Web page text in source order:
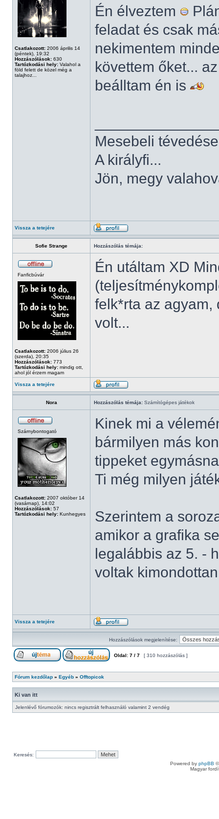
Csatlakozott: 2006 április 14
(péntek), 19:32
Hozzászólások: 630
Tartózkodási hely: Valahol a
föld felett de közel még a
talajhoz...
Én élveztem
feladat és csak
nekimentem
követtem őket...
beálltam én is
Mesebeli
A királyfi...
Jön, megy
Vissza a tetejére
Sofie Strange Hozzászólás témája:
Fanficbúvár
Csatlakozott: 2006 július 26
(szerda), 20:35
Hozzászólások: 773
Tartózkodási hely: mindig ott,
ahol jól érzem magam
Én utáltam XD
felk*rta az agyam,
volt...
Vissza a tetejére
Nora Hozzászólás témája: Számítógépes játékok
Szárnybontogató
Csatlakozott: 2007 október 14
(vasárnap), 14:02
Hozzászólások: 57
Tartózkodási hely: Kunhegyes
Kinek mi a
bármilyen más
tippeket
Ti még milyen
Szerintem a
amikor a grafika
legalábbis az 5. -
voltak
Vissza a tetejére
Hozzászólások megjelenítése:
Oldal: 7 / 7 [ 310 hozzászólás ]
Fórum kezdőlap » Egyéb » Offtopicok
Ki van itt
Jelenlévő fórumozók: nincs regisztrált felhasználó valamint 2 vendég
Keresés:
Powered by phpBB
Magyar